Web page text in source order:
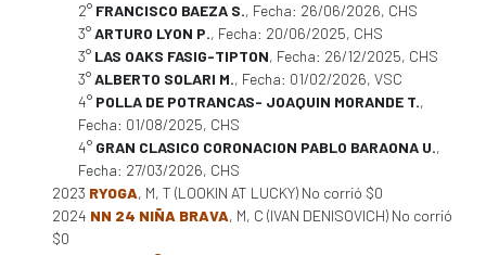
2° FRANCISCO BAEZA S., Fecha: 26/06/2026, CHS
3°ARTURO LYON P., Fecha: 20/06/2025, CHS
3° LAS OAKS FASIG-TIPTON, Fecha: 26/12/2025, CHS
3°ALBERTO SOLARI M., Fecha: 01/02/2026, VSC
4° POLLA DE POTRANCAS- JOAQUIN MORANDE T.,
Fecha: 01/08/2025, CHS
4° GRAN CLASICO CORONACION PABLO BARAONA U.,
Fecha: 27/03/2026, CHS
2023 RYOGA, M, T (LOOKIN AT LUCKY) No corrió $0
2024 NN 24 NIÑA BRAVA, M, C (IVAN DENISOVICH) No corrió
$0